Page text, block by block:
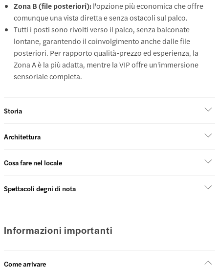
Zona B (file posteriori): l'opzione più economica che offre
comunque una vista diretta e senza ostacoli sul palco.
Tutti i posti sono rivolti verso il palco, senza balconate
lontane, garantendo il coinvolgimento anche dalle file
posteriori. Per rapporto qualità-prezzo ed esperienza, la
Zona A è la più adatta, mentre la VIP offre un'immersione
sensoriale completa.
Storia
Architettura
Cosa fare nel locale
Spettacoli degni di nota
Informazioni importanti
Come arrivare